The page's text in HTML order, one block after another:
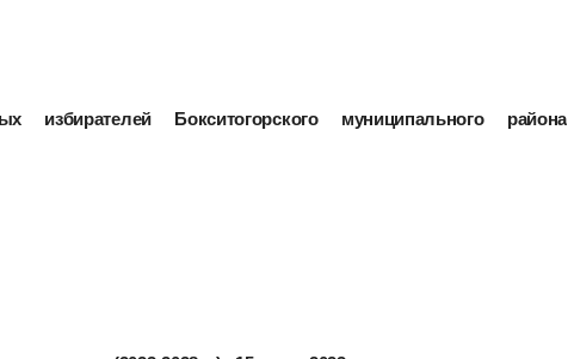
избирателей Бокситогорского муниципального района